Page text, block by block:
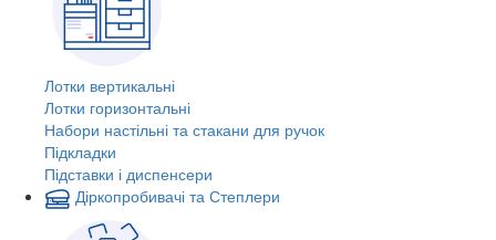
Лотки вертикальні
Лотки горизонтальні
Набори настільні та стакани для ручок
Підкладки
Підставки і диспенсери
Діркопробивачі та Степлери